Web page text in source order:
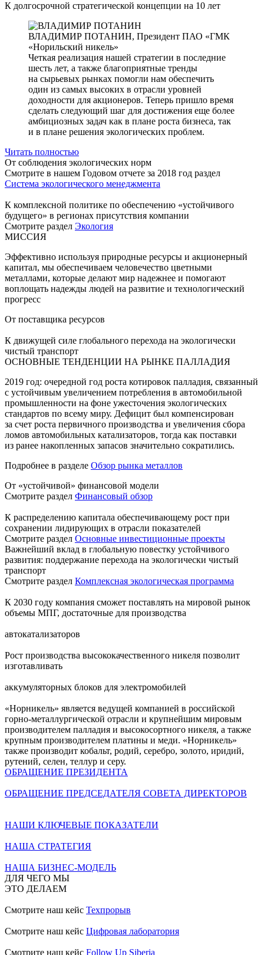
К долгосрочной стратегической концепции на 10 лет
ВЛАДИМИР ПОТАНИН, Президент ПАО «ГМК
«Норильский никель»
Четкая реализация нашей стратегии в последние
шесть лет, а также благоприятные тренды
на сырьевых рынках помогли нам обеспечить
один из самых высоких в отрасли уровней
доходности для акционеров. Теперь пришло время
сделать следующий шаг для достижения еще более
амбициозных задач как в плане роста бизнеса, так
и в плане решения экологических проблем.
Читать полностью
От соблюдения экологических норм
Смотрите в нашем Годовом отчете за 2018 год раздел
Система экологического менеджмента
К комплексной политике по обеспечению «устойчивого
будущего» в регионах присутствия компании
Смотрите раздел Экология
МИССИЯ
Эффективно используя природные ресурсы и акционерный
капитал, мы обеспечиваем человечество цветными
металлами, которые делают мир надежнее и помогают
воплощать надежды людей на развитие и технологический
прогресс
От поставщика ресурсов
К движущей силе глобального перехода на экологически
чистый транспорт
ОСНОВНЫЕ ТЕНДЕНЦИИ НА РЫНКЕ ПАЛЛАДИЯ
2019 год: очередной год роста котировок палладия, связанный
с устойчивым увеличением потребления в автомобильной
промышленности на фоне ужесточения экологических
стандартов по всему миру. Дефицит был компенсирован
за счет роста первичного производства и увеличения сбора
ломов автомобильных катализаторов, тогда как поставки
из ранее накопленных запасов значительно сократились.
Подробнее в разделе Обзор рынка металлов
От «устойчивой» финансовой модели
Смотрите раздел Финансовый обзор
К распределению капитала обеспечивающему рост при
сохранении лидирующих в отрасли показателей
Смотрите раздел Основные инвестиционные проекты
Важнейший вклад в глобальную повестку устойчивого
развития: поддержание перехода на экологически чистый
транспорт
Смотрите раздел Комплексная экологическая программа
К 2030 году компания сможет поставлять на мировой рынок
объемы МПГ, достаточные для производства
автокатализаторов
Рост производства высококачественного никеля позволит
изготавливать
аккумуляторных блоков для электромобилей
«Норникель» является ведущей компанией в российской
горно-металлургической отрасли и крупнейшим мировым
производителем палладия и высокосортного никеля, а также
крупным производителем платины и меди. «Норникель»
также производит кобальт, родий, серебро, золото, иридий,
рутений, селен, теллур и серу.
ОБРАЩЕНИЕ ПРЕЗИДЕНТА
ОБРАЩЕНИЕ ПРЕДСЕДАТЕЛЯ СОВЕТА ДИРЕКТОРОВ
НАШИ КЛЮЧЕВЫЕ ПОКАЗАТЕЛИ
НАША СТРАТЕГИЯ
НАША БИЗНЕС-МОДЕЛЬ
ДЛЯ ЧЕГО МЫ
ЭТО ДЕЛАЕМ
Смотрите наш кейс Техпрорыв
Смотрите наш кейс Цифровая лаборатория
Смотрите наш кейс Follow Up Siberia